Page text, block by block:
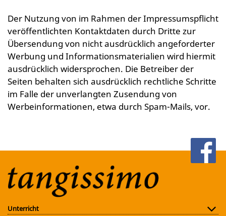
Der Nutzung von im Rahmen der Impressumspflicht
veröffentlichten Kontaktdaten durch Dritte zur
Übersendung von nicht ausdrücklich angeforderter
Werbung und Informationsmaterialien wird hiermit
ausdrücklich widersprochen. Die Betreiber der
Seiten behalten sich ausdrücklich rechtliche Schritte
im Falle der unverlangten Zusendung von
Werbeinformationen, etwa durch Spam-Mails, vor.
Unterricht